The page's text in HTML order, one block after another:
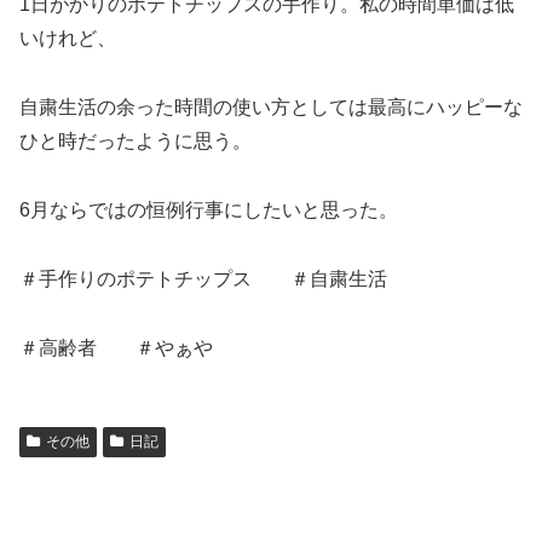
1日がかりのポテトチップスの手作り。私の時間単価は低
いけれど、
自粛生活の余った時間の使い方としては最高にハッピーな
ひと時だったように思う。
6月ならではの恒例行事にしたいと思った。
＃手作りのポテトチップス ＃自粛生活
＃高齢者 ＃やぁや
その他 日記